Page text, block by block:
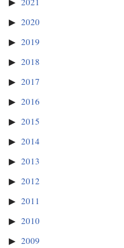
2020
2019
2018
2017
2016
2015
2014
2013
2012
2011
2010
2009